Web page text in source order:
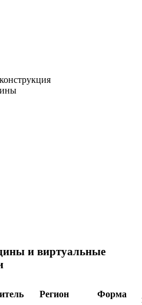
и виртуальные
Регион Форма